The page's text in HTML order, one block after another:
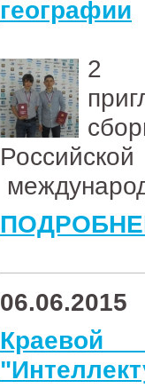
географии
2
06.06.2015
Краевой